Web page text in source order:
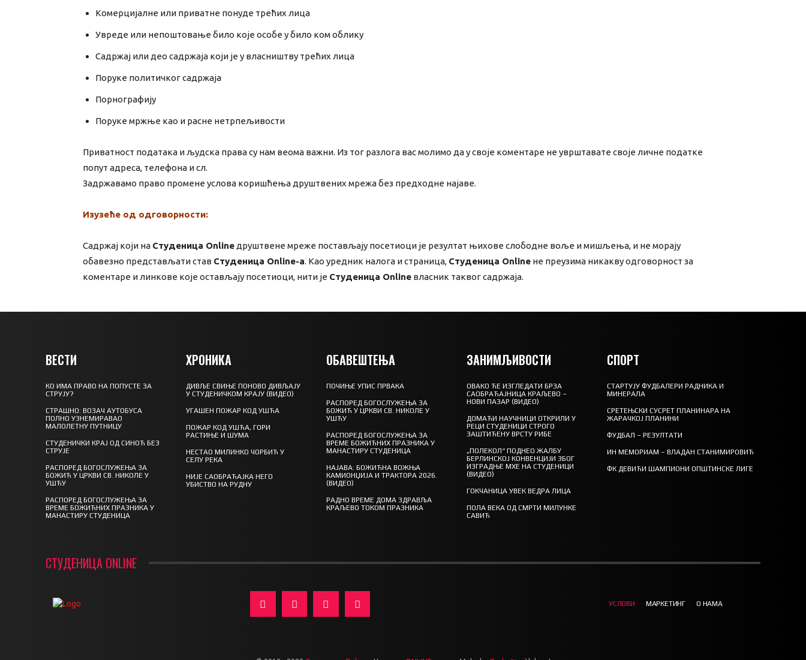
Комерцијалне или приватне понуде трећих лица
Увреде или непоштовање било које особе у било ком облику
Садржај или део садржаја који је у власништву трећих лица
Поруке политичког садржаја
Порнографију
Поруке мржње као и расне нетрпељивости
Приватност података и људска права су нам веома важни. Из тог разлога вас молимо да у своје коментаре не уврштавате своје личне податке
попут адреса, телефона и сл.
Задржавамо право промене услова коришћења друштвених мрежа без предходне најаве.
Изузеће од одговорности:
Садржај који на Студеница Online друштвене мреже постављају посетиоци је резултат њихове слободне воље и мишљења, и не морају
обавезно представљати став Студеница Online-a. Као уредник налога и страница, Студеница Online не преузима никакву одговорност за
коментаре и линкове које остављају посетиоци, нити је Студеница Online власник таквог садржаја.
ВЕСТИ
КО ИМА ПРАВО НА ПОПУСТЕ ЗА
СТРУЈУ?
СТРАШНО: ВОЗАЧ АУТОБУСА
ПОЛНО УЗНЕМИРАВАО
МАЛОЛЕТНУ ПУТНИЦУ
СТУДЕНИЧКИ КРАЈ ОД СИНОЋ БЕЗ
СТРУЈЕ
РАСПОРЕД БОГОСЛУЖЕЊА ЗА
БОЖИЋ У ЦРКВИ СВ. НИКОЛЕ У
УШЋУ
РАСПОРЕД БОГОСЛУЖЕЊА ЗА
ВРЕМЕ БОЖИЋНИХ ПРАЗНИКА У
МАНАСТИРУ СТУДЕНИЦА
ХРОНИКА
ДИВЉЕ СВИЊЕ ПОНОВО ДИВЉАЈУ
У СТУДЕНИЧКОМ КРАЈУ (ВИДЕО)
УГАШЕН ПОЖАР КОД УШЋА
ПОЖАР КОД УШЋА, ГОРИ
РАСТИЊЕ И ШУМА
НЕСТАО МИЛИНКО ЧОРБИЋ У
СЕЛУ РЕКА
НИЈЕ САОБРАЋАЈКА НЕГО
УБИСТВО НА РУДНУ
ОБАВЕШТЕЊА
ПОЧИЊЕ УПИС ПРВАКА
РАСПОРЕД БОГОСЛУЖЕЊА ЗА
БОЖИЋ У ЦРКВИ СВ. НИКОЛЕ У
УШЋУ
РАСПОРЕД БОГОСЛУЖЕЊА ЗА
ВРЕМЕ БОЖИЋНИХ ПРАЗНИКА У
МАНАСТИРУ СТУДЕНИЦА
НАЈАВА: БОЖИЋНА ВОЖЊА
КАМИОНЏИЈА И ТРАКТОРА 2026.
(ВИДЕО)
РАДНО ВРЕМЕ ДОМА ЗДРАВЉА
КРАЉЕВО ТОКОМ ПРАЗНИКА
ЗАНИМЉИВОСТИ
ОВАКО ЋЕ ИЗГЛЕДАТИ БРЗА
САОБРАЋАЈНИЦА КРАЉЕВО –
НОВИ ПАЗАР (ВИДЕО)
ДОМАЋИ НАУЧНИЦИ ОТКРИЛИ У
РЕЦИ СТУДЕНИЦИ СТРОГО
ЗАШТИЋЕНУ ВРСТУ РИБЕ
„ПОЛЕКОЛ“ ПОДНЕО ЖАЛБУ
БЕРЛИНСКОЈ КОНВЕНЦИЈИ ЗБОГ
ИЗГРАДЊЕ МХЕ НА СТУДЕНИЦИ
(ВИДЕО)
ГОКЧАНИЦА УВЕК ВЕДРА ЛИЦА
ПОЛА ВЕКА ОД СМРТИ МИЛУНКЕ
САВИЋ
СПОРТ
СТАРТУЈУ ФУДБАЛЕРИ РАДНИКА И
МИНЕРАЛА
СРЕТЕЊСКИ СУСРЕТ ПЛАНИНАРА НА
ЖАРАЧКОЈ ПЛАНИНИ
ФУДБАЛ – РЕЗУЛТАТИ
ИН МЕМОРИАМ – ВЛАДАН СТАНИМИРОВИЋ
ФК ДЕВИЋИ ШАМПИОНИ ОПШТИНСКЕ ЛИГЕ
СТУДЕНИЦА ONLINE
УСЛОВИ МАРКЕТИНГ О НАМА